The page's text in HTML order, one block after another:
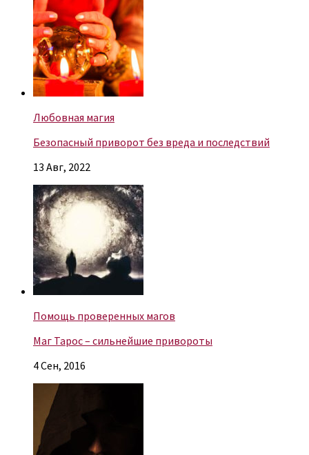
Любовная магия
Безопасный приворот без вреда и последствий
13 Авг, 2022
Помощь проверенных магов
Маг Тарос – сильнейшие привороты
4 Сен, 2016